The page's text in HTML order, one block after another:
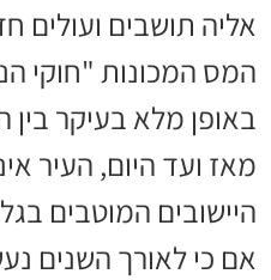
אליה תושבים
המס המכונות "חוקי
מאז ועד היום, העיר
היישובים המוטבים
אם כי לאורך השנים